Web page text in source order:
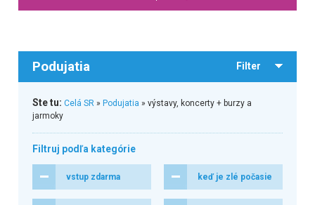
Podujatia Filter
Ste tu: Celá SR» Podujatia » výstavy, koncerty + burzy a
jarmoky
Filtruj podľa kategórie
vstup zdarma keď je zlé počasie